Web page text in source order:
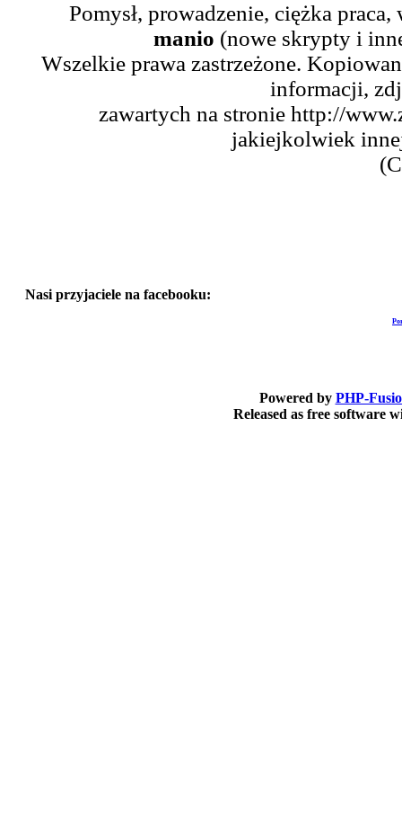
Pomysł, prowadzenie, ciężka
manio (nowe skrypty i
Wszelkie prawa zastrzeżone.
informacji,
zawartych na stronie http://
jakiejkolwiek
Nasi przyjaciele na facebooku:
Powered by PHP-
Released as free software